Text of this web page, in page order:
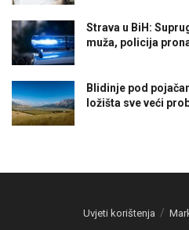
Strava u BiH:
muža, policija
Blidinje pod
ložišta sve veći
Uvjeti korištenja